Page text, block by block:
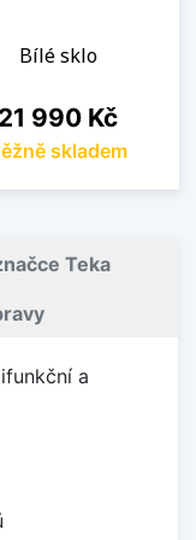
Bílé sklo
Cena
21 990 Kč
skladem
Teka
a